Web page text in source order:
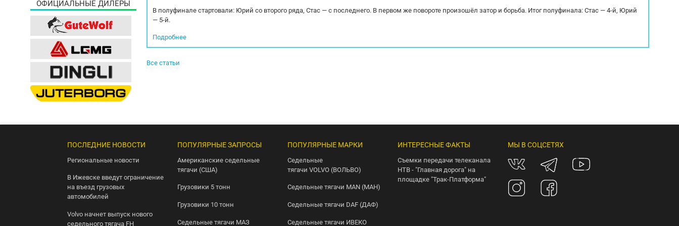
В полуфинале стартовали: Юрий со второго ряда, Стас — с последнего. В первом же повороте произошёл затор и борьба. Итог полуфинала: Стас — 4-й, Юрий
— 5-й.
Подробнее
Все статьи
ОФИЦИАЛЬНЫЕ ДИЛЕРЫ
ПОСЛЕДНИЕ НОВОСТИ
Региональные новости
В Ижевске введут ограничение
на въезд грузовых
автомобилей
Volvo начнет выпуск нового
седельного тягача FH
ПОПУЛЯРНЫЕ ЗАПРОСЫ
Американские седельные
тягачи (США)
Грузовики 5 тонн
Грузовики 10 тонн
Седельные тягачи МАЗ
ПОПУЛЯРНЫЕ МАРКИ
Седельные
тягачи VOLVO (ВОЛЬВО)
Седельные тягачи MAN (МАН)
Седельные тягачи DAF (ДАФ)
Седельные тягачи ИВЕКО
ИНТЕРЕСНЫЕ ФАКТЫ
Съемки передачи телеканала
НТВ - "Главная дорога" на
площадке "Трак-Платформа"
МЫ В СОЦСЕТЯХ